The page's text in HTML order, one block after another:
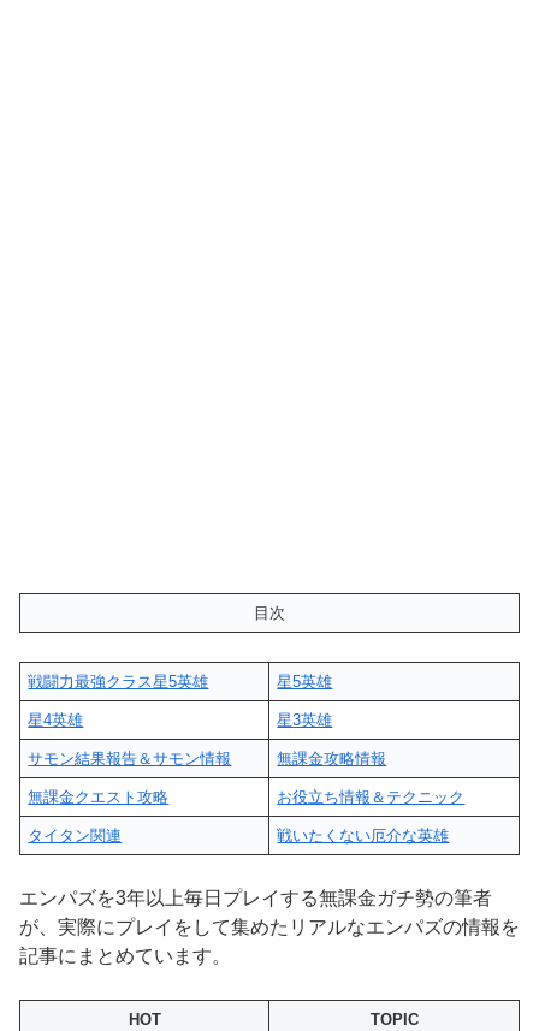
目次
戦闘力最強クラス星5英雄 星5英雄
星4英雄 星3英雄
サモン結果報告＆サモン情報 無課金攻略情報
無課金クエスト攻略 お役立ち情報＆テクニック
タイタン関連 戦いたくない厄介な英雄
エンパズを3年以上毎日プレイする無課金ガチ勢の筆者
が、実際にプレイをして集めたリアルなエンパズの情報を
記事にまとめています。
HOT TOPIC